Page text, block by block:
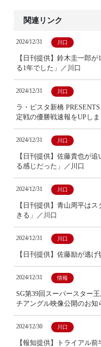
関連リンク
2024/12/31 川口
【日刊提供】鈴木圭一郎
る1年でした」／川口
2024/12/31 川口
ラ・ピスタ新橋
定戦の優勝戦速報をUPしま
2024/12/31 川口
【日刊提供】佐藤貴也が
る感じだった」／川口
2024/12/31 川口
【日刊提供】青山周平は
きる」／川口
2024/12/31 川口
【日刊提供】佐藤励が逃
2024/12/31 情報
SG第39回スーパースター
チアングル映像公開のお知
2024/12/30 川口
【報知提供】トライアル